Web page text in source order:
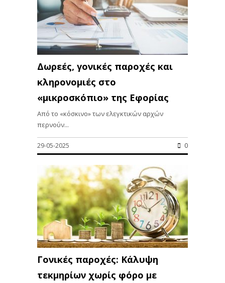
Δωρεές, γονικές παροχές και
κληρονομιές στο
«μικροσκόπιο» της Εφορίας
Από το «κόσκινο» των ελεγκτικών αρχών
περνούν...
29-05-2025 0
Γονικές παροχές: Κάλυψη
τεκμηρίων χωρίς φόρο με